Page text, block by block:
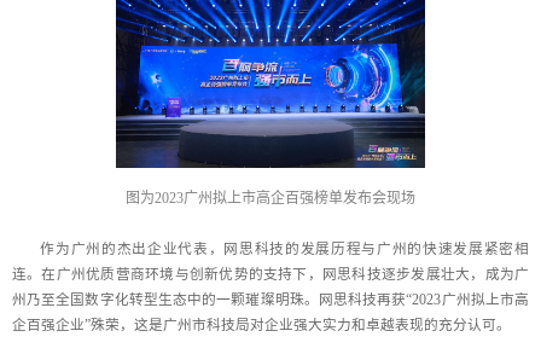
图为2023广州拟上市高企百强榜单发布会现场
作为广州的杰出企业代表，网思科技的发展历程与广州的快速发展紧密相
连。在广州优质营商环境与创新优势的支持下，网思科技逐步发展壮大，成为广
州乃至全国数字化转型生态中的一颗璀璨明珠。网思科技再获“2023广州拟上市高
企百强企业”殊荣，这是广州市科技局对企业强大实力和卓越表现的充分认可。